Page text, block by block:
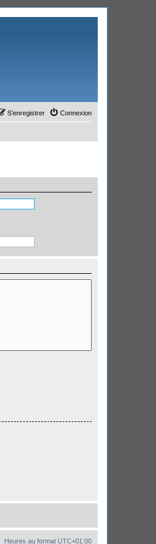
Connexion
S’enregistrer
Heures au format UTC+01:00